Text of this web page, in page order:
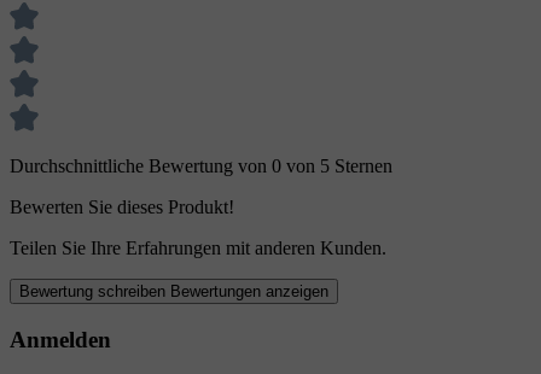
Durchschnittliche Bewertung von 0 von 5 Sternen
Bewerten Sie dieses Produkt!
Teilen Sie Ihre Erfahrungen mit anderen Kunden.
Bewertung schreiben Bewertungen anzeigen
Anmelden